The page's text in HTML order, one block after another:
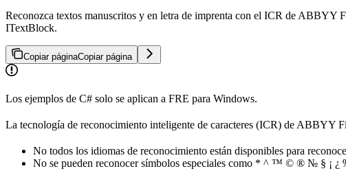
Reconozca textos manuscritos y en letra de imprenta con el ICR de ABBYY
ITextBlock.
Copiar páginaCopiar página
Los ejemplos de C# solo se aplican a FRE para Windows.
La tecnología de reconocimiento inteligente de caracteres (ICR) de ABBYY
No todos los idiomas de reconocimiento están disponibles para
No se pueden reconocer símbolos especiales como * ^ ™ © ® № § ¡